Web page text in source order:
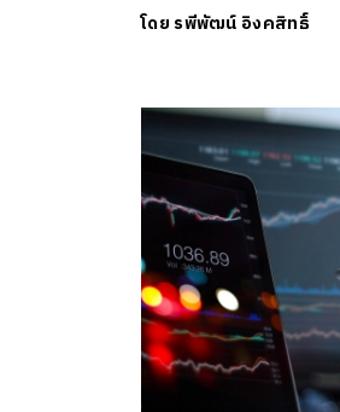
โดย รพีพัฒน์ อิงคสิทธิ์